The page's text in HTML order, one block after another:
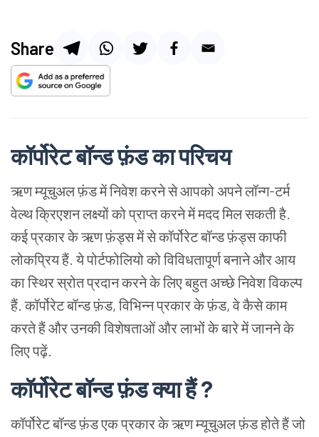
Share
कॉर्पोरेट बॉन्ड फ़ंड का परिचय
ऋण म्यूचुअल फ़ंड में निवेश करने से आपको अपने लॉन्ग-टर्म
वेल्थ क्रिएशन लक्ष्यों को प्राप्त करने में मदद मिल सकती है.
कई प्रकार के ऋण फ़ंड्स में से कॉर्पोरेट बॉन्ड फ़ंड्स काफी
लोकप्रिय हैं. ये पोर्टफोलियो को विविधतापूर्ण बनाने और आय
का स्थिर स्रोत प्रदान करने के लिए बहुत अच्छे निवेश विकल्प
हैं. कॉर्पोरेट बॉन्ड फ़ंड, विभिन्न प्रकार के फ़ंड, वे कैसे काम
करते हैं और उनकी विशेषताओं और लाभों के बारे में जानने के
लिए पढ़ें.
कॉर्पोरेट बॉन्ड फ़ंड क्या हैं ?
कॉर्पोरेट बॉन्ड फ़ंड एक प्रकार के ऋण म्यूचुअल फ़ंड होते हैं जो